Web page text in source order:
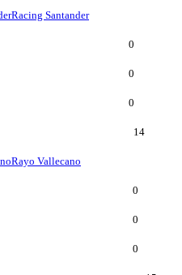
Racing Santander
0
0
0
14
Rayo Vallecano
0
0
0